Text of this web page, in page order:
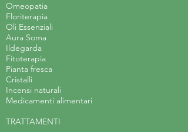
Omeopatia
Floriterapia
Oli Essenziali
Aura Soma
Ildegarda
Fitoterapia
Pianta fresca
Cristalli
Incensi naturali
Medicamenti alimentari
TRATTAMENTI